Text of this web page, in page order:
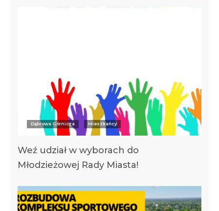
Dąbrowa Górnicza Mieszkańcy
Weź udział w wyborach do
Młodzieżowej Rady Miasta!